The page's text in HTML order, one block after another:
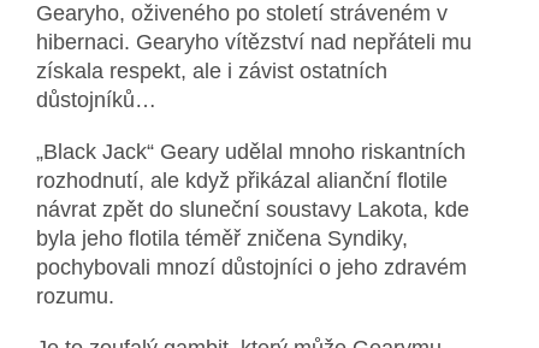
Gearyho, oživeného po století stráveném v
hibernaci. Gearyho vítězství nad nepřáteli mu
získala respekt, ale i závist ostatních
důstojníků…
„Black Jack“ Geary udělal mnoho riskantních
rozhodnutí, ale když přikázal alianční flotile
návrat zpět do sluneční soustavy Lakota, kde
byla jeho flotila téměř zničena Syndiky,
pochybovali mnozí důstojníci o jeho zdravém
rozumu.